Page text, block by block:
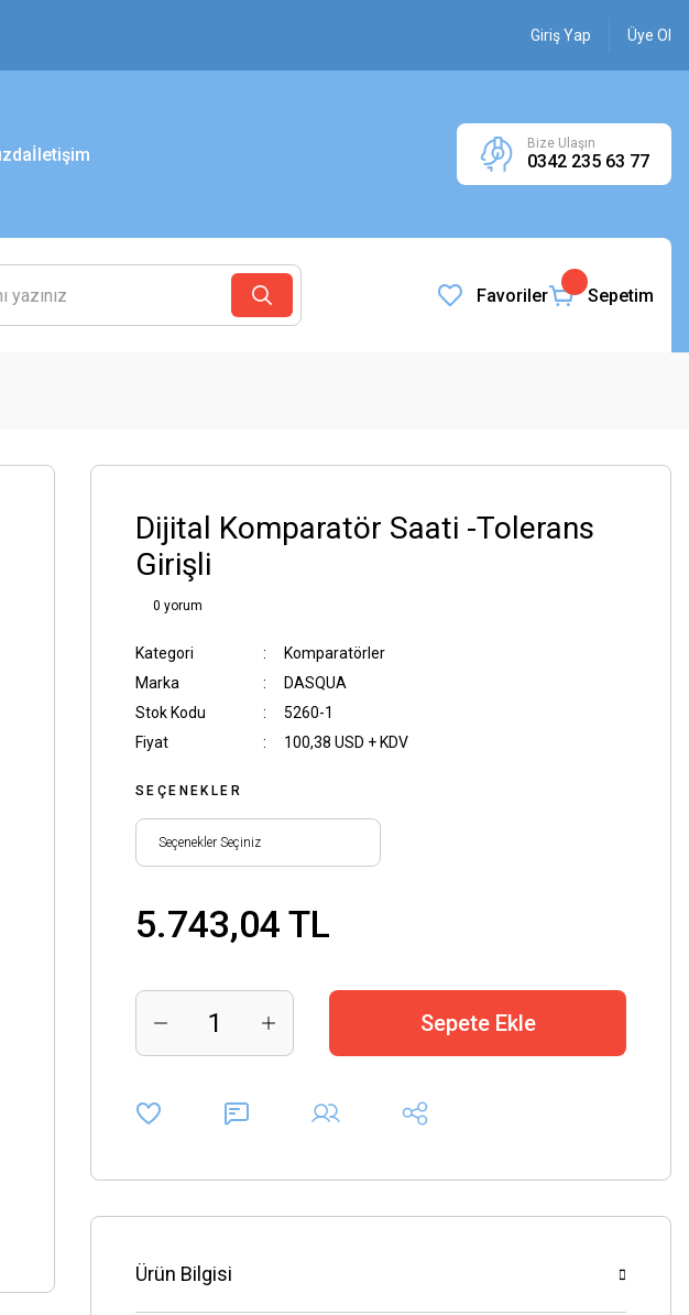
Giriş Yap Üye Ol
İletişim
Bize Ulaşın
0342 235 63 77
Favoriler Sepetim
Dijital Komparatör Saati -Tolerans
Girişli
0 yorum
Kategori
Komparatörler
Marka
DASQUA
Stok Kodu
5260-1
Fiyat
100,38 USD + KDV
SEÇENEKLER
5.743,04 TL
Sepete Ekle
Ürün Bilgisi